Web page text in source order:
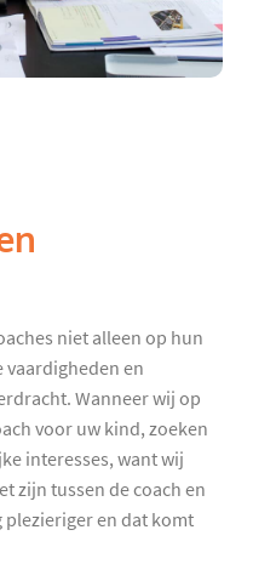
niet alleen op hun
vaardigheden en
Wanneer wij op
voor uw kind, zoeken
interesses, want wij
zijn tussen de coach en
plezieriger en dat komt